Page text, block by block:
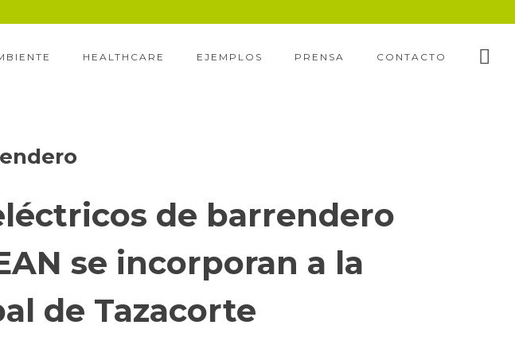
HEALTHCARE EJEMPLOS PRENSA CONTACTO
de barrendero
se incorporan a la
de Tazacorte